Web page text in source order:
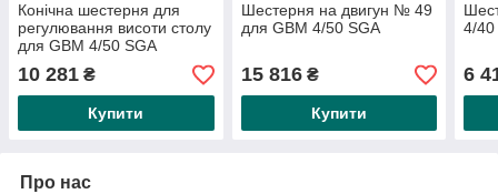
Конічна шестерня для
регулювання висоти столу
для GBM 4/50 SGA
10 281 ₴
Купити
Шестерня на двигун № 49
для GBM 4/50 SGA
15 816₴
Купити
4/40
6
Про нас